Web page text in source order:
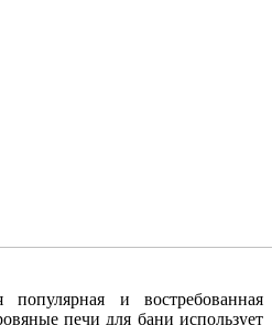
и востребованная
печи для бани использует